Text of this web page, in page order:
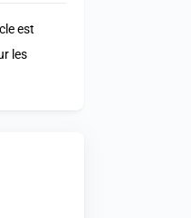
est
les